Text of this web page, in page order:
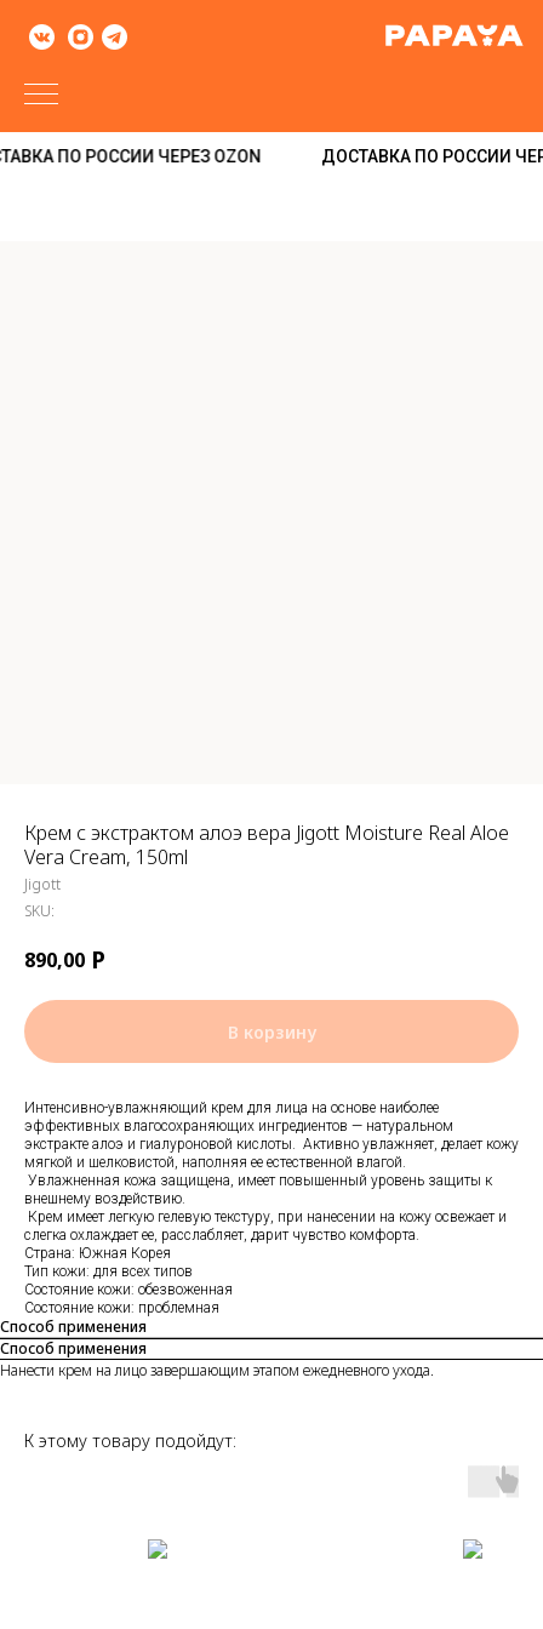
ПО РОССИИ ЧЕРЕЗ OZON ДОСТАВКА ПО РОССИИ
Крем с экстрактом алоэ вера Jigott Moisture Real Aloe
Vera Cream, 150ml
Jigott
SKU:
890,00 Р
В корзину
Интенсивно-увлажняющий крем для лица на основе наиболее
эффективных влагосохраняющих ингредиентов — натуральном
экстракте алоэ и гиалуроновой кислоты. Активно увлажняет, делает кожу
мягкой и шелковистой, наполняя ее естественной влагой.
Увлажненная кожа защищена, имеет повышенный уровень защиты к
внешнему воздействию.
Крем имеет легкую гелевую текстуру, при нанесении на кожу освежает и
слегка охлаждает ее, расслабляет, дарит чувство комфорта.
Страна: Южная Корея
Тип кожи: для всех типов
Состояние кожи: обезвоженная
Состояние кожи: проблемная
Способ применения
Способ применения
Нанести крем на лицо завершающим этапом ежедневного ухода.
К этому товару подойдут: